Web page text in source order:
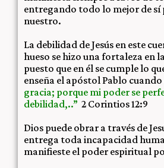
entregando todo lo mejor de sí
nuestro.
La debilidad de Jesús en este
hueso se hizo una fortaleza en
puesto que en él se cumple lo
enseña el apóstol Pablo cuando
gracia; porque mi poder se
debilidad,..” 2 Corintios 12:9
Dios puede obrar a través de
entrega toda incapacidad
manifieste el poder espiritual